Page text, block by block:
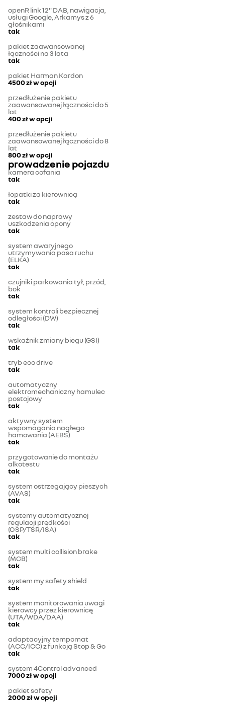
openR link 12" DAB, nawigacja,
usługi Google, Arkamys z 6
głośnikami
tak
pakiet zaawansowanej
łączności na 3 lata
tak
pakiet Harman Kardon
4500 złw opcji
przedłużenie pakietu
zaawansowanej łączności do 5
lat
400 złw opcji
przedłużenie pakietu
zaawansowanej łączności do 8
lat
800 złw opcji
prowadzenie pojazdu
kamera cofania
tak
łopatki za kierownicą
tak
zestaw do naprawy
uszkodzenia opony
tak
system awaryjnego
utrzymywania pasa ruchu
(ELKA)
tak
czujniki parkowania tył, przód,
bok
tak
system kontroli bezpiecznej
odległości (DW)
tak
wskaźnik zmiany biegu (GSI)
tak
tryb eco drive
tak
automatyczny
elektromechaniczny hamulec
postojowy
tak
aktywny system
wspomagania nagłego
hamowania (AEBS)
tak
przygotowanie do montażu
alkotestu
tak
system ostrzegający pieszych
(AVAS)
tak
systemy automatycznej
regulacji prędkości
(OSP/TSR/ISA)
tak
system multi collision brake
(MCB)
tak
system my safety shield
tak
system monitorowania uwagi
kierowcy przez kierownicę
(UTA/WDA/DAA)
tak
adaptacyjny tempomat
(ACC/ICC) z funkcją Stop & Go
tak
system 4Control advanced
7000 złw opcji
pakiet safety
2000 złw opcji